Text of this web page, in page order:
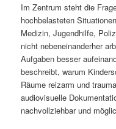
Im Zentrum steht die
hochbelasteten
Medizin, Jugendhilfe,
nicht nebeneinanderher
Aufgaben besser
beschreibt, warum
Räume reizarm und
audiovisuelle
nachvollziehbar und